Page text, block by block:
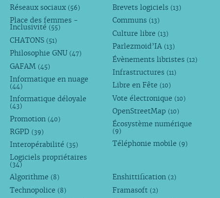
Réseaux sociaux (56)
Place des femmes -
Inclusivité (55)
CHATONS (51)
Philosophie GNU (47)
GAFAM (45)
Informatique en nuage
(44)
Informatique déloyale
(43)
Promotion (40)
RGPD (39)
Interopérabilité (35)
Logiciels propriétaires
(34)
Brevets logiciels (13)
Communs (13)
Culture libre (13)
Parlezmoid’IA (13)
Évènements libristes (12)
Infrastructures (11)
Libre en Fête (10)
Vote électronique (10)
OpenStreetMap (10)
Écosystème numérique
(9)
Téléphonie mobile (9)
Algorithme (8)
Technopolice (8)
Enshittification (2)
Framasoft (2)